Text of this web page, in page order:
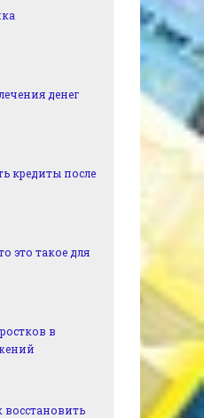
денег
кредиты после
это такое для
в
восстановить